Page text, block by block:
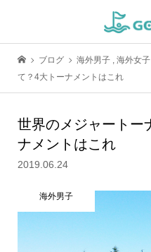
ブログ 海外男子 , 海外女子
て？4大トーナメントはこれ
世界のメジャートー
ナメントはこれ
2019.06.24
海外男子